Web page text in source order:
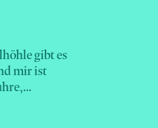
gibt es
mir ist